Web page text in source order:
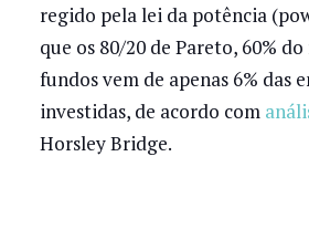
regido pela lei da potência
que os 80/20 de Pareto, 60%
fundos vem de apenas 6% das
investidas, de acordo com
Horsley Bridge.